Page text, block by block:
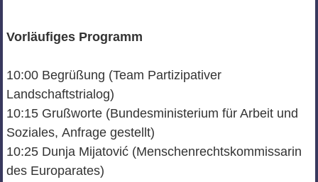
Vorläufiges Programm
10:00 Begrüßung (Team Partizipativer
Landschaftstrialog)
10:15 Grußworte (Bundesministerium für Arbeit und
Soziales, Anfrage gestellt)
10:25 Dunja Mijatović (Menschenrechtskommissarin
des Europarates)